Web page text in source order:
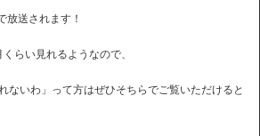
放送されます！
らい見れるようなので、
ないわ」って方はぜひそちらでご覧いただけると